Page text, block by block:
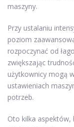
maszyny.
Przy ustalaniu
poziom
rozpoczynać od
zwiększając
użytkownicy mogą
ustawieniach
potrzeb.
Oto kilka